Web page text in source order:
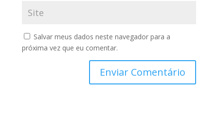
Salvar meus dados neste navegador para a
próxima vez que eu comentar.